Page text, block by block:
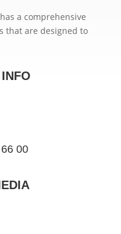
a comprehensive
that are designed to
00